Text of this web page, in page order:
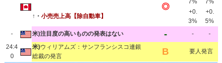
◎
7%
7%
↑・ 小売売上高【除自動車】
+0.
3%
+0.
5%
-
米)注目度の高いものの発表はない - -
-
24:4
0
米)ウィリアムズ：サンフランシスコ連銀
総裁の発言
B 要人発言